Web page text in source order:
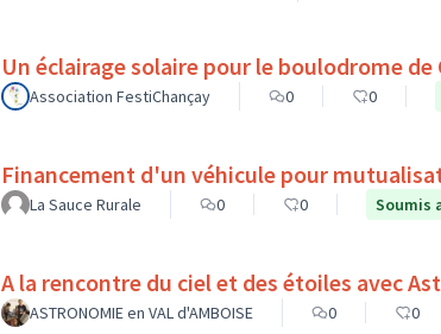
Un éclairage solaire pour le boulodrome de
Association FestiChançay 0 0
Financement d'un véhicule pour
La Sauce Rurale 0 0 Soumis
ASTRONOMIE en VAL d'AMBOISE 0 0